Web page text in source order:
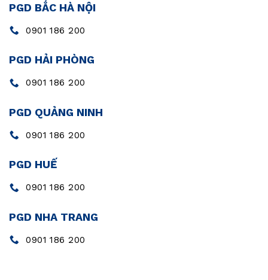
PGD BẮC HÀ NỘI
0901 186 200
PGD HẢI PHÒNG
0901 186 200
PGD QUẢNG NINH
0901 186 200
PGD HUẾ
0901 186 200
PGD NHA TRANG
0901 186 200